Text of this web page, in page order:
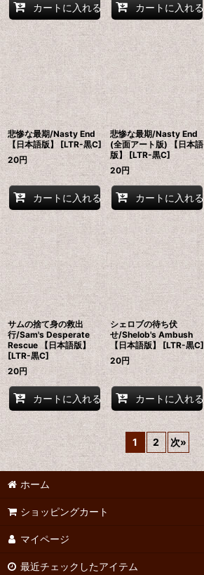
カートに入れる カートに入れる
悲惨な最期/Nasty End
【日本語版】 [LTR-黒C]
20円
カートに入れる
悲惨な最期/Nasty End
(全面アート版) 【日本語
版】 [LTR-黒C]
20円
カートに入れる
サムの捨て身の救出
行/Sam's Desperate
Rescue 【日本語版】
[LTR-黒C]
20円
カートに入れる
シェロブの待ち伏
せ/Shelob's Ambush
【日本語版】 [LTR-黒C]
20円
カートに入れる
1 2 次»
ホーム
ショッピングカート
マイページ
最近チェックしたアイテム